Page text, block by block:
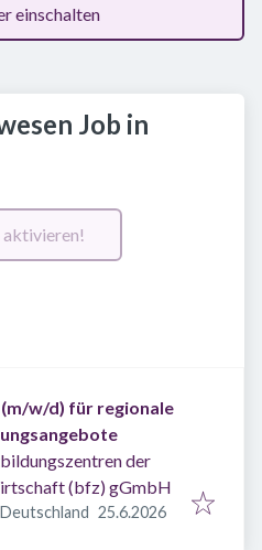
einschalten
Job in
w/d) für regionale
der
(bfz) gGmbH
Veröffentlicht:
25.6.2026